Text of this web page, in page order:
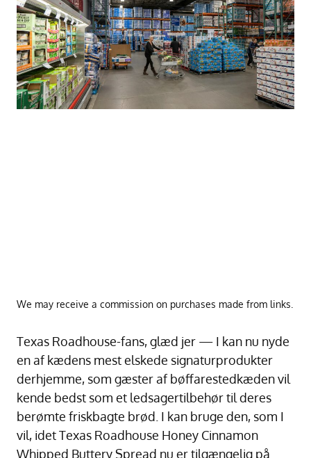
We may receive a commission on purchases made from links.
Texas Roadhouse-fans, glæd jer — I kan nu nyde
en af kædens mest elskede signaturprodukter
derhjemme, som gæster af bøffarestedkæden vil
kende bedst som et ledsagertilbehør til deres
berømte friskbagte brød. I kan bruge den, som I
vil, idet Texas Roadhouse Honey Cinnamon
Whipped Buttery Spread nu er tilgængelig på